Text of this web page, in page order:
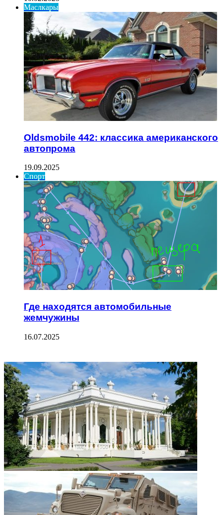
Маслкары
Oldsmobile 442: классика американского
автопрома
19.09.2025
Спорт
Где находятся автомобильные
жемчужины
16.07.2025